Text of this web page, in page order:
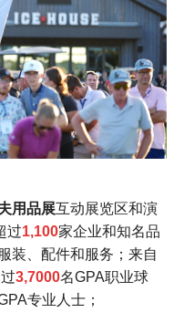
用品展互动展览区和演
过1,100家企业和知名品
装、配件和服务；来自
3,7000名GPA职业球
专业人士；